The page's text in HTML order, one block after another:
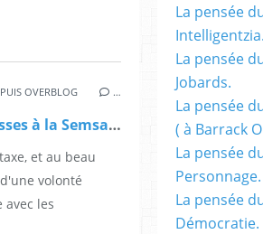
OVERBLOG …
Combat de cheffesses à la Semsamar.
et au beau
volonté
les
La pensée
Intelligentzia.
La pensée
Jobards.
La pensée
( à Barrack
La pensée
Personnage.
La pensée
Démocratie.